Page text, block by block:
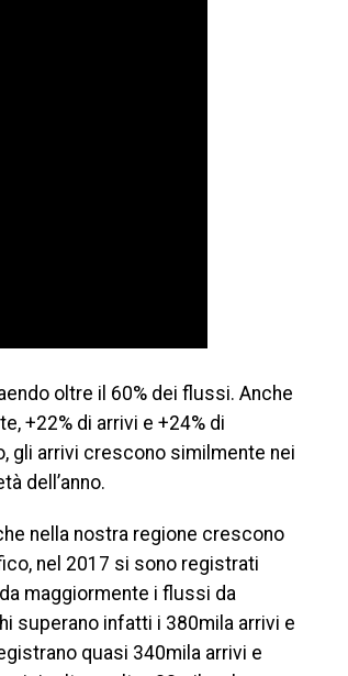
oltre il 60% dei flussi. Anche
+22% di arrivi e +24% di
gli arrivi crescono similmente nei
dell’anno.
nella nostra regione crescono
nel 2017 si sono registrati
maggiormente i flussi da
superano infatti i 380mila arrivi e
quasi 340mila arrivi e